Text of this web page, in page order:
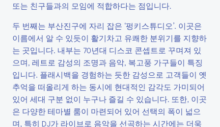
또는 친구들과의 모임에 적합하다는 점입니다.
두 번째는 부산진구에 자리 잡은 ‘펑키스튜디오’. 이곳은
이름에서 알 수 있듯이 활기차고 유쾌한 분위기를 지향하
는 곳입니다. 내부는 70년대 디스코 콘셉트로 꾸며져 있
으며, 레트로 감성의 조명과 음악, 복고풍 가구들이 특징
입니다. 플래시백을 경험하는 듯한 감성으로 고객들이 옛
추억을 떠올리게 하는 동시에 현대적인 감각도 가미되어
있어 세대 구분 없이 누구나 즐길 수 있습니다. 또한, 이곳
은 다양한 테마별 룸이 마련되어 있어 선택의 폭이 넓으
며, 특히 DJ가 라이브로 음악을 선곡하는 시간에는 더욱